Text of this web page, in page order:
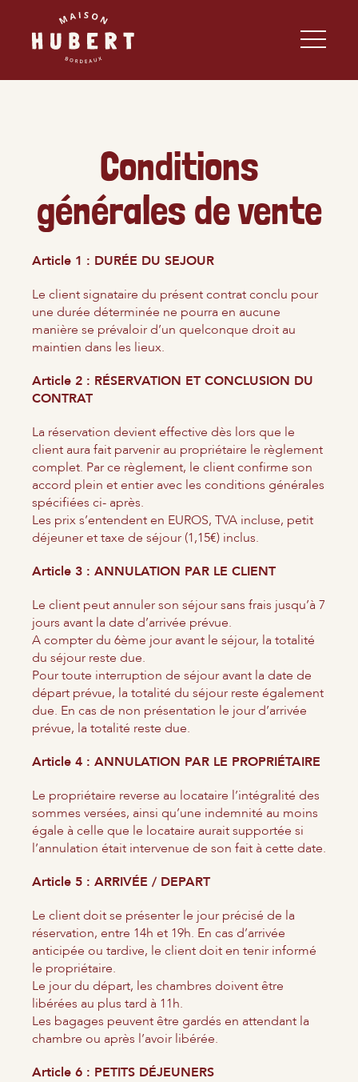
toggle
Conditions
générales de vente
Article 1 : DURÉE DU SEJOUR
Le client signataire du présent contrat conclu pour
une durée déterminée ne pourra en aucune
manière se prévaloir d’un quelconque droit au
maintien dans les lieux.
Article 2 : RÉSERVATION ET CONCLUSION DU
CONTRAT
La réservation devient effective dès lors que le
client aura fait parvenir au propriétaire le règlement
complet. Par ce règlement, le client confirme son
accord plein et entier avec les conditions générales
spécifiées ci- après.
Les prix s’entendent en EUROS, TVA incluse, petit
déjeuner et taxe de séjour (1,15€) inclus.
Article 3 : ANNULATION PAR LE CLIENT
Le client peut annuler son séjour sans frais jusqu’à 7
jours avant la date d’arrivée prévue.
A compter du 6ème jour avant le séjour, la totalité
du séjour reste due.
Pour toute interruption de séjour avant la date de
départ prévue, la totalité du séjour reste également
due. En cas de non présentation le jour d’arrivée
prévue, la totalité reste due.
Article 4 : ANNULATION PAR LE PROPRIÉTAIRE
Le propriétaire reverse au locataire l’intégralité des
sommes versées, ainsi qu’une indemnité au moins
égale à celle que le locataire aurait supportée si
l’annulation était intervenue de son fait à cette date.
Article 5 : ARRIVÉE / DEPART
Le client doit se présenter le jour précisé de la
réservation, entre 14h et 19h. En cas d’arrivée
anticipée ou tardive, le client doit en tenir informé
le propriétaire.
Le jour du départ, les chambres doivent être
libérées au plus tard à 11h.
Les bagages peuvent être gardés en attendant la
chambre ou après l’avoir libérée.
Article 6 : PETITS DÉJEUNERS